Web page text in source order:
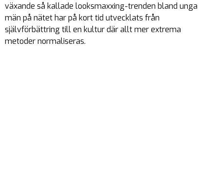
växande så kallade looksmaxxing-trenden bland unga
män på nätet har på kort tid utvecklats från
självförbättring till en kultur där allt mer extrema
metoder normaliseras.